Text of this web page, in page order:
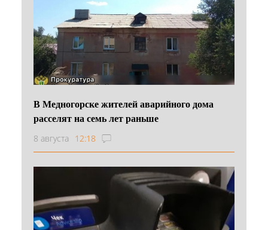
В Медногорске жителей аварийного дома
расселят на семь лет раньше
8 августа 12:18